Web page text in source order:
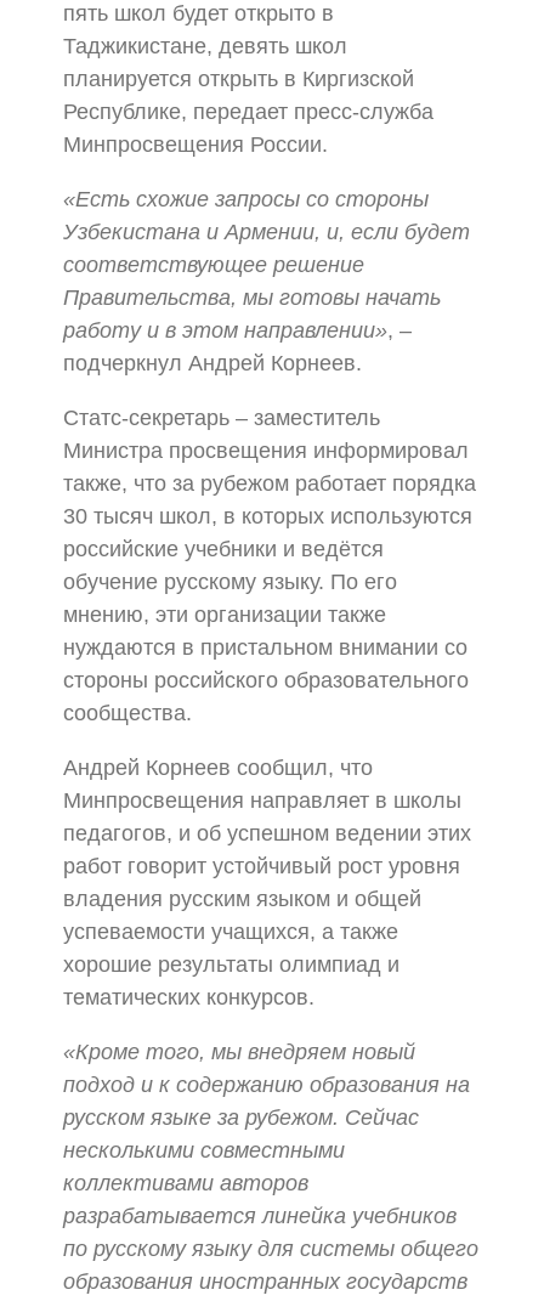
пять школ будет открыто в
Таджикистане, девять школ
планируется открыть в Киргизской
Республике, передает пресс-служба
Минпросвещения России.
«Есть схожие запросы со стороны
Узбекистана и Армении, и, если будет
соответствующее решение
Правительства, мы готовы начать
работу и в этом направлении», –
подчеркнул Андрей Корнеев.
Статс-секретарь – заместитель
Министра просвещения информировал
также, что за рубежом работает порядка
30 тысяч школ, в которых используются
российские учебники и ведётся
обучение русскому языку. По его
мнению, эти организации также
нуждаются в пристальном внимании со
стороны российского образовательного
сообщества.
Андрей Корнеев сообщил, что
Минпросвещения направляет в школы
педагогов, и об успешном ведении этих
работ говорит устойчивый рост уровня
владения русским языком и общей
успеваемости учащихся, а также
хорошие результаты олимпиад и
тематических конкурсов.
«Кроме того, мы внедряем новый
подход и к содержанию образования на
русском языке за рубежом. Сейчас
несколькими совместными
коллективами авторов
разрабатывается линейка учебников
по русскому языку для системы общего
образования иностранных государств